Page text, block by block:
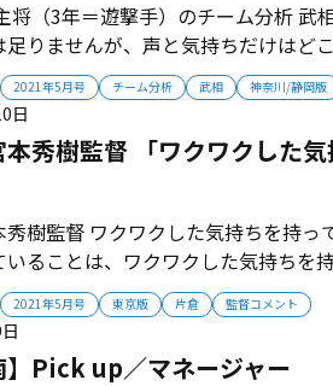
2021年5月号 チーム分析 武相 神奈川/静岡版
将（3年＝遊撃手）のチーム分析 武
足りませんが、声と気持ちだけはど
す。投手力は課題ですが、打力、
えて上がってきました。豊田監督
きたいと思います」...
2021年5月号 東京版 片倉 監督コメント
本秀樹監督 「ワクワクし
日
樹監督 ワクワクした気持ちを持っ
ることは、ワクワクした気持ちを
影響はあるんだろうけど、だから
きる喜びや、周りへの感謝の気持
す。これからもう一度、手綱を締め
】Pick up／マネージャー